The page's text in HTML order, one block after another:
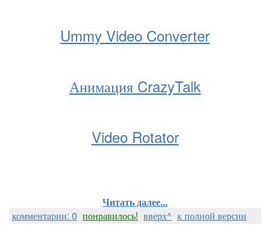
Ummy Video Converter
Анимация CrazyTalk
Video Rotator
Читать далее...
комментарии: 0 понравилось! вверх^ к полной версии